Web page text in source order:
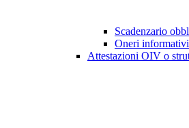
Scadenzario
Oneri
Attestazioni OIV o